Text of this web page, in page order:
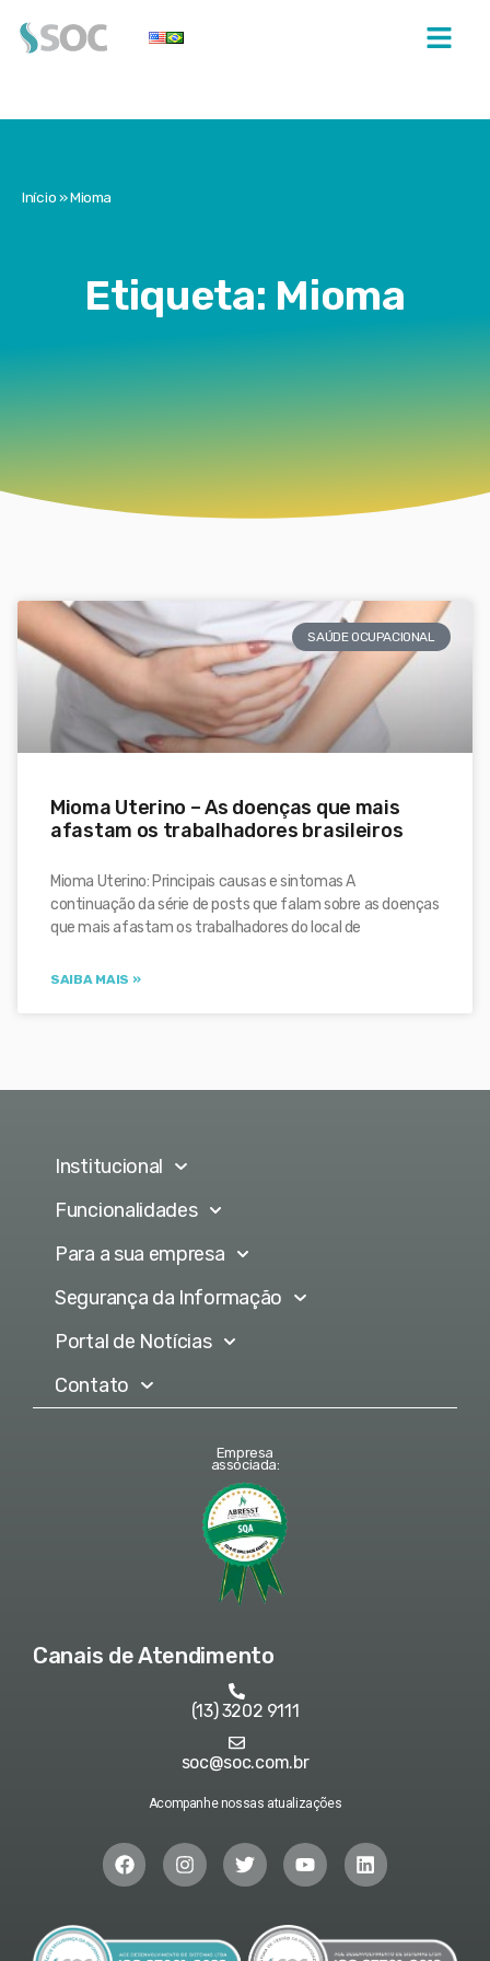
Início»Mioma
Etiqueta: Mioma
SAÚDE OCUPACIONAL
Mioma Uterino – As doenças que mais
afastam os trabalhadores brasileiros
Mioma Uterino: Principais causas e sintomas A
continuação da série de posts que falam sobre as doenças
que mais afastam os trabalhadores do local de
SAIBA MAIS »
Institucional
Funcionalidades
Para a sua empresa
Segurança da Informação
Portal de Notícias
Contato
Empresa
associada:
Canais de Atendimento
(13) 3202 9111
soc@soc.com.br
Acompanhe nossas atualizações